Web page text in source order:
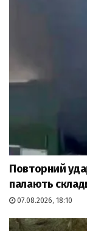
Повторний
палають
07.08.2026, 18:10